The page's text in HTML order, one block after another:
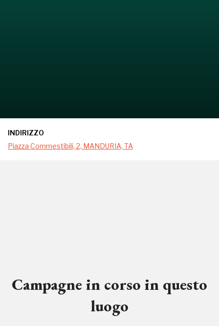
INDIRIZZO
Piazza Commestibili, 2, MANDURIA, TA
Campagne in corso in questo
luogo